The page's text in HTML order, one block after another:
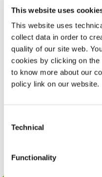
This website uses
This website uses
collect data in order to
quality of our site web.
cookies by clicking on
to know more about our
policy link on our website.
Selection
Technical
Functionality
Positietherapie
PAP-therapie
NHFT
MRA-therapie
Monitoring
Coughassist
VIVIacademy